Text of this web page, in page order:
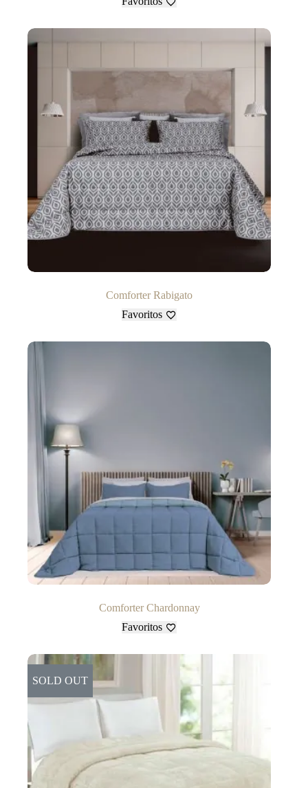
Comforter Rabigato
Favoritos
Comforter Chardonnay
Favoritos
SOLD OUT